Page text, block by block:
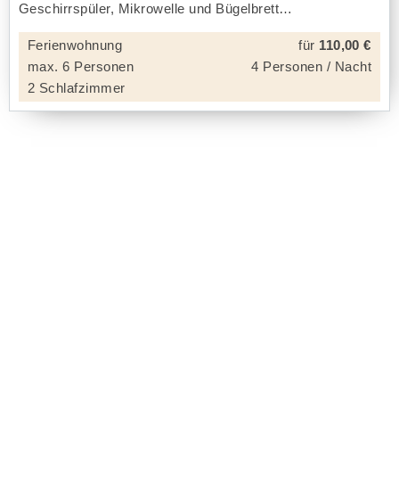
Geschirrspüler, Mikrowelle und Bügelbrett
Ferienwohnung
max. 6 Personen
2 Schlafzimmer
für 110,00 €
4 Personen / Nacht